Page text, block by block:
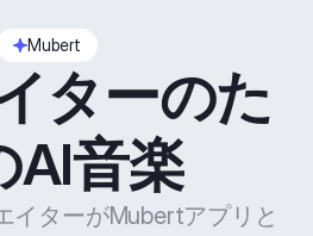
Mubert
ターのた
AI音楽
イターがMubertアプリと